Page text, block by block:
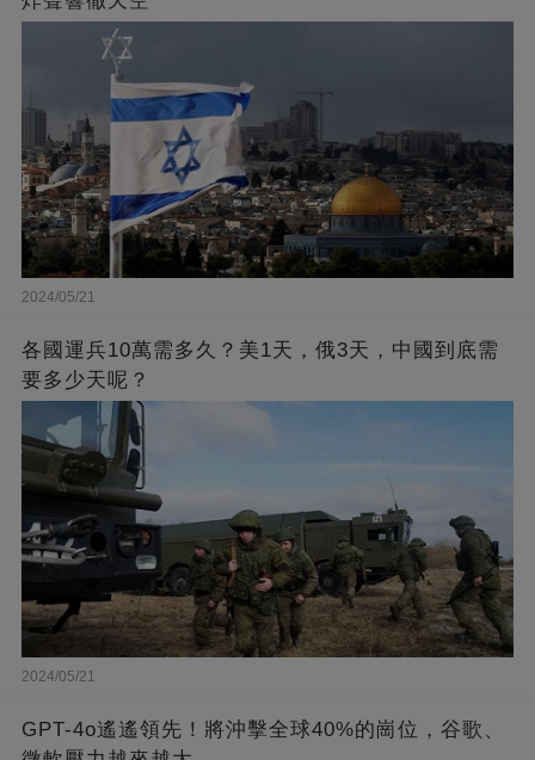
2024/05/21
各國運兵10萬需多久？美1天，俄3天，中國到底需
要多少天呢？
2024/05/21
GPT-4o遙遙領先！將沖擊全球40%的崗位，谷歌、